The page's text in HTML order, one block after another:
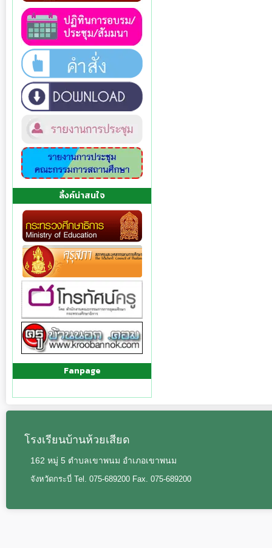
ลิ้งค์น่าสนใจ
Fanpage
โรงเรียนบ้านห้วยเสียด
162 หมู่ 5 ตำบลเขาพนม อำเภอเขาพนม
จังหวัดกระบี่ Tel. 075-689200 Fax. 075-689200